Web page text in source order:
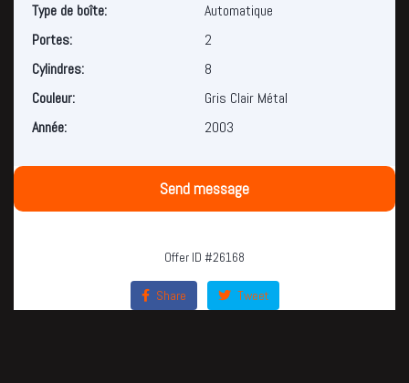
Type de boîte:
Automatique
Portes:
2
Cylindres:
8
Couleur:
Gris Clair Métal
Année:
2003
Send message
Offer ID #26168
Share Tweet